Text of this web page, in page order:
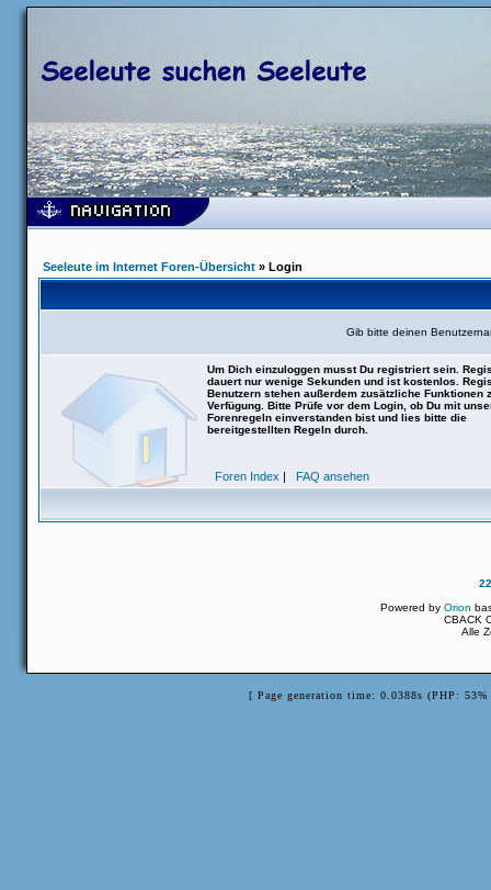
Seeleute im Internet Foren-Übersicht » Login
Gib bitte deinen
Um Dich einzuloggen musst Du registriert sein.
dauert nur wenige Sekunden und ist kostenlos.
Benutzern stehen außerdem zusätzliche Funktionen
Verfügung. Bitte Prüfe vor dem Login, ob Du mit
Forenregeln einverstanden bist und lies bitte die
bereitgestellten Regeln durch.
Foren Index | FAQ ansehen
Powered byOrion
CBACK
Alle
[ Page generation time: 0.0388s (PHP: